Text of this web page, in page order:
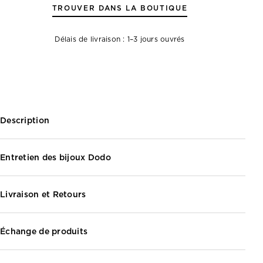
TROUVER DANS LA BOUTIQUE
Délais de livraison : 1–3 jours ouvrés
Description
Entretien des bijoux Dodo
Livraison et Retours
Échange de produits